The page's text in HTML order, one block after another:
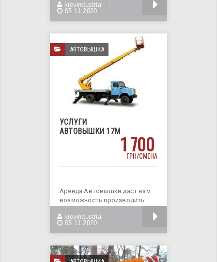
Аренда
kievindustrial
05.11.2020
АВТОВЫШКА
УСЛУГИ
АВТОВЫШКИ 17М
1 700
ГРН/СМЕНА
Аренда Автовышки даст вам
возможность производить
работы,
kievindustrial
05.11.2020